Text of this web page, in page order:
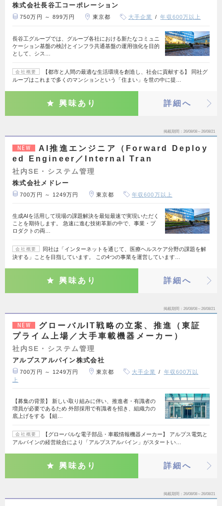
株式会社長谷工コーポレーション
750万円 ～ 899万円 東京都 大手企業 年収600万以上
長谷工グループでは、グループ各社における新たなコミュニ
ケーション基盤の検討とインフラ共通基盤の運用強化を目的
として、シス…
会社概要
【都市と人間の最適な生活環境を創造し、社会に貢献する】 同社グ
ループはこれまで多くのマンションという「住まい」を世の中に提…
興味あり 詳細へ
掲載期間 26/08/08～26/08/21
NEW
AI推進エンジニア（Forward Deploy
ed Engineer／Internal Tran
社内SE・システム管理
株式会社メドレー
700万円 ～ 1249万円 東京都 年収600万以上
生成AIを活用して現場の課題解決を最短最速で実現いただく
ことを期待します。 急速に進む技術革新の中で、事業・プ
ロダクトの両…
会社概要
同社は「インターネットを通じて、医療ヘルスケア分野の課題を解
決する」ことを目指しています。 この4つの事業を運営しています…
興味あり 詳細へ
掲載期間 26/08/08～26/08/21
NEW
グローバルIT戦略の立案、推進（東証
プライム上場／大手車載機器メーカー）
社内SE・システム管理
アルプスアルパイン株式会社
700万円 ～ 1249万円 東京都 大手企業
年収600万以
上
【募集の背景】 新しい取り組みに伴い、推進者・有識者の
増員が必要であるため 外部採用で有識者を招き、組織力の
底上げをする 【組…
会社概要
【グローバルな電子部品・車載情報機器メーカー】 アルプス電気と
アルパインの経営統合により「アルプスアルパイン」がスタートい…
興味あり 詳細へ
掲載期間 26/08/08～26/08/21